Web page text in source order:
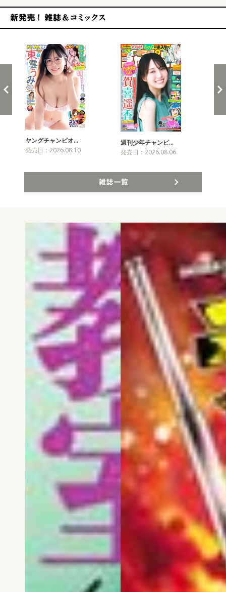
ヤングチャンピオ…
発売日：2026.08.10
週刊少年チャンピ…
発売日：2026.08.06